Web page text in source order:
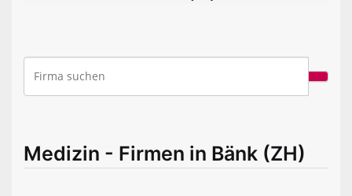
Medizin - Firmen in Bänk (ZH)